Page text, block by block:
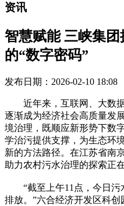
资讯
智慧赋能 三峡集
的“数字密码”
发布日期：2026-02-10
近年来，互联网、大数据
逐渐成为经济社会高质量发
境治理，既顺应新形势下数
学治污提供支撑，为生态环
新的方法路径。在江苏省南
助力农村污水治理的探索
“截至上午11点，今日污
排放。”六合经济开发区科